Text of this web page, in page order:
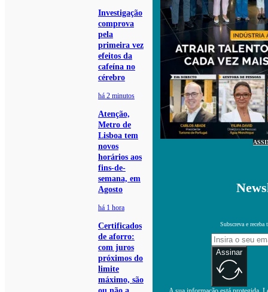
Investigação
comprova
pela
primeira vez
efeitos da
cafeína no
cérebro
há 2 minutos
Atenção,
Metro de
Lisboa tem
novos
horários aos
fins-de-
semana, em
Agosto
há 1 hora
Certificados
de aforro:
com juros
próximos do
limite
máximo, são
Subscreva e receba
Assinar